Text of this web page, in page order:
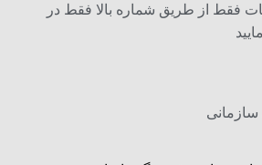
فقط از طریق شماره بالا فقط در